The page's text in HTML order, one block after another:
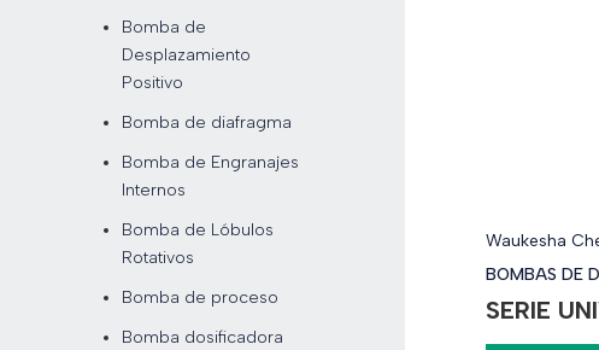
Bomba de
Desplazamiento
Positivo
Bomba de diafragma
Bomba de Engranajes
Internos
Bomba de Lóbulos
Rotativos
Bomba de proceso
Bomba dosificadora
Waukesha
BOMBAS DE
SERIE